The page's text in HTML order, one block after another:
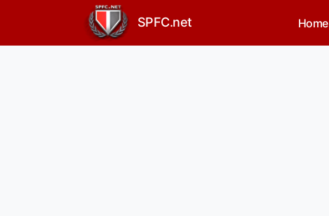
SPFC.net Home